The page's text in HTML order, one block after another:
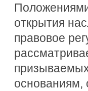
открытия
правовое
основаниям,